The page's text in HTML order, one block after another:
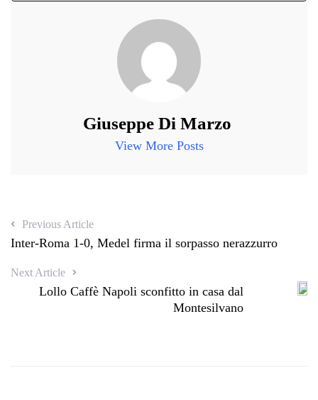
Giuseppe Di Marzo
View More Posts
Previous Article
Inter-Roma 1-0, Medel firma il sorpasso nerazzurro
Next Article
Lollo Caffè Napoli sconfitto in casa dal
Montesilvano